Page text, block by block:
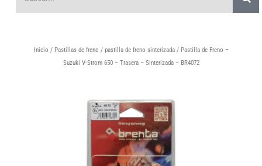
Inicio / Pastillas de freno / pastilla de freno sinterizada/ Pastilla de Freno –
Suzuki V-Strom 650 – Trasera – Sinterizada – BR4072